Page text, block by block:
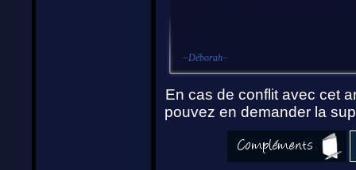
~Déborah~
En cas de conflit avec cet
pouvez en demander la